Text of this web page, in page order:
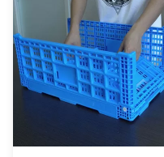
ये बक्से सबसे टिकाऊ और मजबूत हैं!
यह फल और सब्जी भंडारण + परिवहन
के लि...